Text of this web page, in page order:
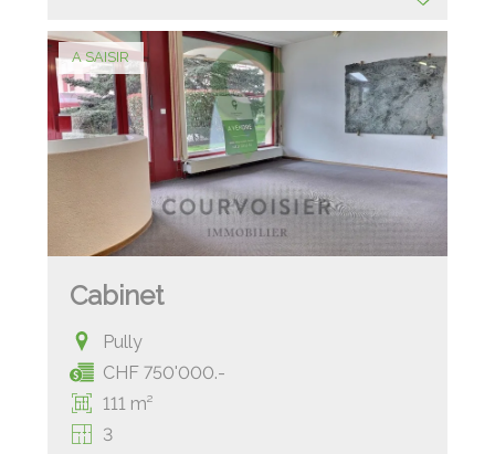
A SAISIR
Cabinet
Pully
CHF 750'000.-
111 m²
3